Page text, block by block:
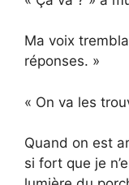
Ma voix
réponses. »
« On va les
Quand on est
si fort que je